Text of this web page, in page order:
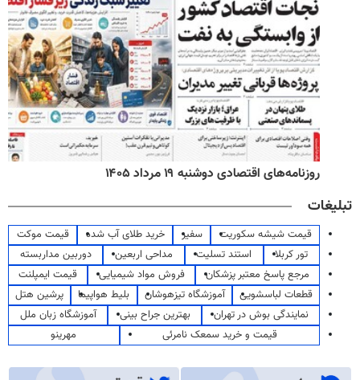
روزنامه‌های اقتصادی دوشنبه ۱۹ مرداد ۱۴۰۵
تبلیغات
قیمت شیشه سکوریت سفیر خرید طلای آب شده
قیمت موکت
تور کربلا
استند تسلیت مداحی اربعین
دوربین مداربسته
مرجع پاسخ معتبر پزشکان
فروش مواد شیمیایی
قیمت ایمپلنت
قطعات لباسشویی
آموزشگاه تیزهوشان بلیط هواپیما
پرشین هتل
نمایندگی بوش در تهران
بهترین جراح بینی
آموزشگاه زبان ملل
قیمت و خرید سمعک نامرئی
مهرینو